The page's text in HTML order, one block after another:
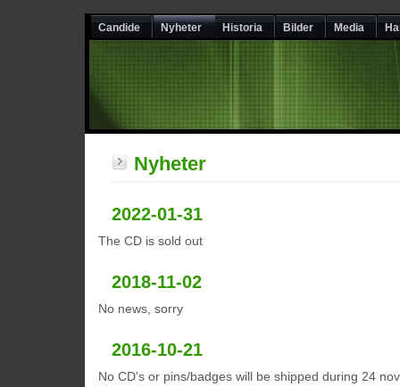
Candide Nyheter Historia Bilder Media
Nyheter
2022-01-31
The CD is sold out
2018-11-02
No news, sorry
2016-10-21
No CD's or pins/badges will be shipped during 24